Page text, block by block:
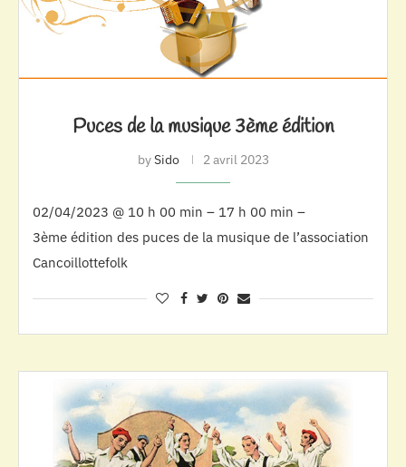
Puces de la musique 3ème édition
bySido 2 avril 2023
02/04/2023 @ 10 h 00 min – 17 h 00 min –
3ème édition des puces de la musique de l’association
Cancoillottefolk